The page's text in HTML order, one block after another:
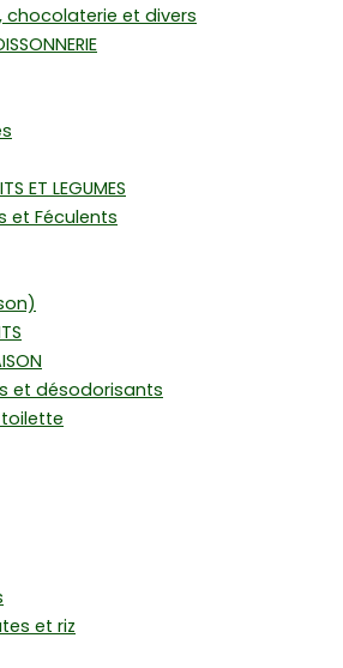
chocolaterie et divers
ET LEGUMES
et Féculents
et désodorisants
et riz